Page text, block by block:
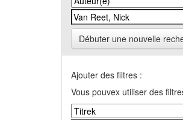
Débuter une nouvelle
Ajouter des filtres :
Vous pouvex utiliser des